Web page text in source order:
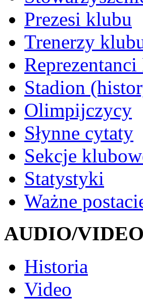
Prezesi klubu
Trenerzy
Stadion
Olimpijczycy
Słynne cytaty
Sekcje
Statystyki
Ważne
AUDIO/VIDEO
Historia
Video